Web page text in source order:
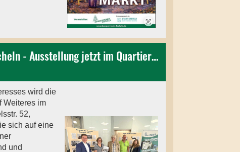
Zeitreise durch Fischeln - Ausstellung jetzt im Quartierszentrum
wird die
Weiteres im
52,
sich auf eine
und